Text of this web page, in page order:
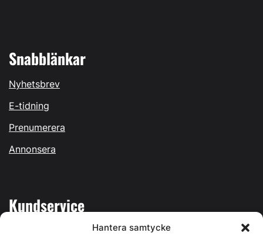
Hantera samtycke
Snabblänkar
Nyhetsbrev
E-tidning
Prenumerera
Annonsera
Kundservice